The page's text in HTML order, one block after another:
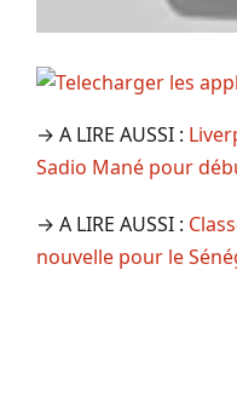
→ A LIRE AUSSI :
Sadio Mané pour
→ A LIRE AUSSI :
nouvelle pour le